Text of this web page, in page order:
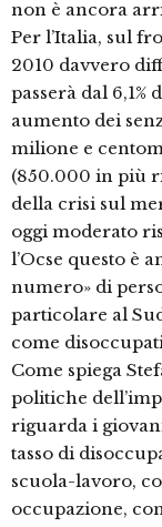
non è ancora
Per l’Italia, sul
2010 davvero
passerà dal 6,1%
aumento dei
milione e
(850.000 in più
della crisi sul
oggi moderato
l’Ocse questo è
numero» di
particolare al
come
Come spiega
politiche
riguarda i
tasso di
scuola-lavoro,
occupazione,